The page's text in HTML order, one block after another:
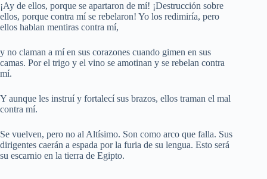
¡Ay de ellos, porque se apartaron de mí! ¡Destrucción sobre
ellos, porque contra mí se rebelaron! Yo los redimiría, pero
ellos hablan mentiras contra mí,
y no claman a mí en sus corazones cuando gimen en sus
camas. Por el trigo y el vino se amotinan y se rebelan contra
mí.
Y aunque les instruí y fortalecí sus brazos, ellos traman el mal
contra mí.
Se vuelven, pero no al Altísimo. Son como arco que falla. Sus
dirigentes caerán a espada por la furia de su lengua. Esto será
su escarnio en la tierra de Egipto.